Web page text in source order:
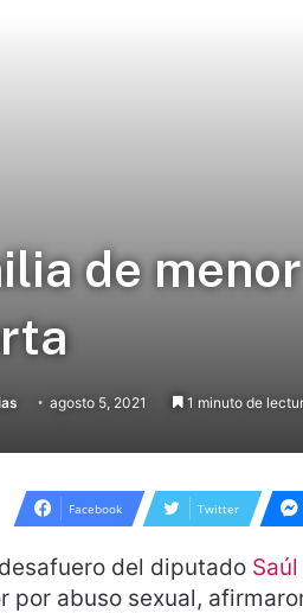
de
agosto 5, 2021 1 minuto de
Facebook Twitter
del diputado
por abuso sexual,